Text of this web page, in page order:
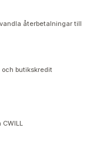
återbetalningar till
butikskredit
CWILL